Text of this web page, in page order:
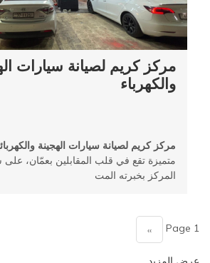
مركز كريم لصيانة سيارات
والكهرباء
مركز كريم لصيانة سيارات الهجينة والكهربائية
متميزة تقع في قلب المقابلين بعمّان، على
المركز بخبرته المت
Pagination
Page 1 الصفحة